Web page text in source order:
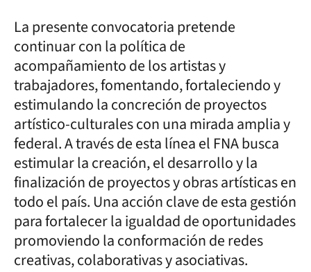
La presente convocatoria pretende
continuar con la política de
acompañamiento de los artistas y
trabajadores, fomentando, fortaleciendo y
estimulando la concreción de proyectos
artístico-culturales con una mirada amplia y
federal. A través de esta línea el FNA busca
estimular la creación, el desarrollo y la
finalización de proyectos y obras artísticas en
todo el país. Una acción clave de esta gestión
para fortalecer la igualdad de oportunidades
promoviendo la conformación de redes
creativas, colaborativas y asociativas.